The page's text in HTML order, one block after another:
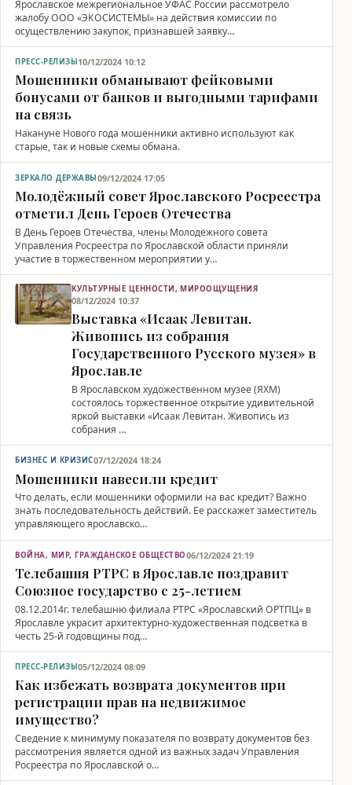
Ярославское межрегиональное УФАС России рассмотрело
жалобу ООО «ЭКОСИСТЕМЫ» на действия комиссии по
осуществлению закупок, признавшей заявку…
ПРЕСС-РЕЛИЗЫ 10/12/2024 10:12
Мошенники обманывают фейковыми
бонусами от банков и выгодными тарифами
на связь
Накануне Нового года мошенники активно используют как
старые, так и новые схемы обмана.
ЗЕРКАЛО ДЕРЖАВЫ09/12/2024 17:05
Молодёжный совет Ярославского Росреестра
отметил День Героев Отечества
В День Героев Отечества, члены Молодёжного совета
Управления Росреестра по Ярославской области приняли
участие в торжественном мероприятии у…
КУЛЬТУРНЫЕ ЦЕННОСТИ, МИРООЩУЩЕНИЯ
08/12/2024 10:37
Выставка «Исаак Левитан.
Живопись из собрания
Государственного Русского музея» в
Ярославле
В Ярославском художественном музее (ЯХМ)
состоялось торжественное открытие удивительной
яркой выставки «Исаак Левитан. Живопись из
собрания …
БИЗНЕС И КРИЗИС07/12/2024 18:24
Мошенники навесили кредит
Что делать, если мошенники оформили на вас кредит? Важно
знать последовательность действий. Ее расскажет заместитель
управляющего ярославско…
ВОЙНА, МИР, ГРАЖДАНСКОЕ ОБЩЕСТВО06/12/2024 21:19
Телебашня РТРС в Ярославле поздравит
Союзное государство с 25-летием
08.12.2014г. телебашню филиала РТРС «Ярославский ОРТПЦ» в
Ярославле украсит архитектурно-художественная подсветка в
честь 25-й годовщины под…
ПРЕСС-РЕЛИЗЫ05/12/2024 08:09
Как избежать возврата документов при
регистрации прав на недвижимое
имущество?
Сведение к минимуму показателя по возврату документов без
рассмотрения является одной из важных задач Управления
Росреестра по Ярославской о…